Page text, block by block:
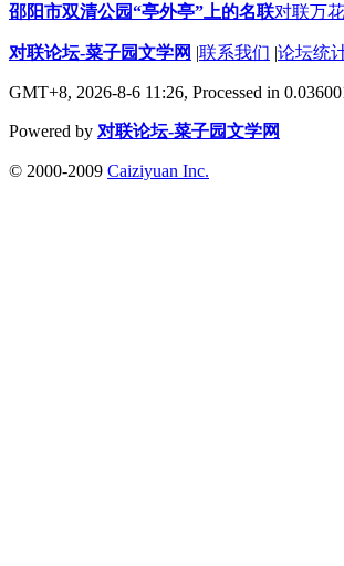
邵阳市双清公园“亭外亭”上的名联对联万
对联论坛-菜子园文学网 |联系我们 |论坛统
GMT+8, 2026-8-6 11:26, Processed in
Powered by 对联论坛-菜子园文学网
© 2000-2009 Caiziyuan Inc.